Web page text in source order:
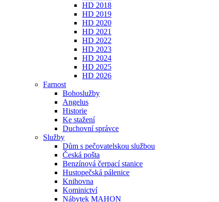
HD 2018
HD 2019
HD 2020
HD 2021
HD 2022
HD 2023
HD 2024
HD 2025
HD 2026
Farnost
Bohoslužby
Angelus
Historie
Ke stažení
Duchovní správce
Služby
Dům s pečovatelskou službou
Česká pošta
Benzínová čerpací stanice
Hustopečská pálenice
Knihovna
Kominictví
Nábytek MAHON